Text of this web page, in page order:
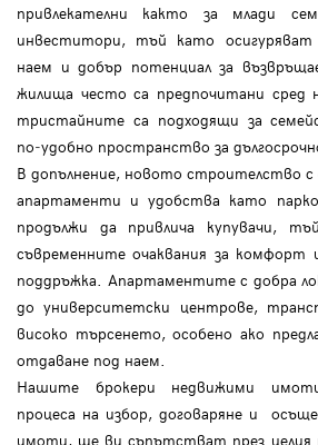
привлекателни както за млади
инвеститори, тъй като осигуряват
наем и добър потенциал за
жилища често са предпочитани сред
тристайните са подходящи за
по‑удобно пространство за
В допълнение, новото строителство с
апартаменти и удобства като
продължи да привлича купувачи,
съвременните очаквания за комфорт
поддръжка. Апартаментите с добра
до университетски центрове,
високо търсенето, особено ако
отдаване под наем.
Нашите брокери недвижими
процеса на избор, договаряне и
имоти, ще ви съпътстват през целия